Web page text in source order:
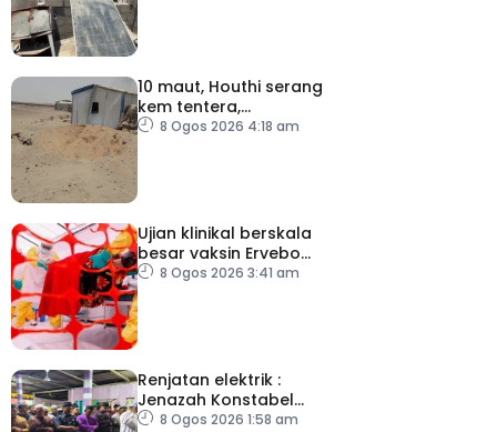
10 maut, Houthi serang
kem tentera,
penempatan pelarian
8 Ogos 2026 4:18 am
Ujian klinikal berskala
besar vaksin Ervebo
tangani wabak Ebola
8 Ogos 2026 3:41 am
Renjatan elektrik :
Jenazah Konstabel
Muhammad Raimi
8 Ogos 2026 1:58 am